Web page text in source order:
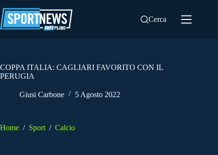
al
contenuto
Cerca
COPPA ITALIA: CAGLIARI FAVORITO CON IL
PERUGIA
Giusi Carbone 5 Agosto 2022
Home / Sport / Calcio